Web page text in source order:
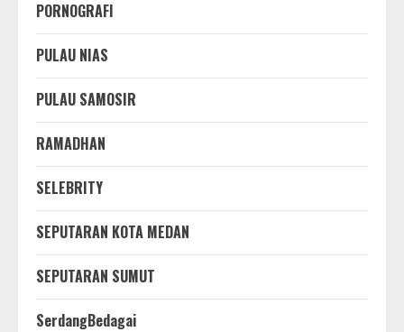
PORNOGRAFI
PULAU NIAS
PULAU SAMOSIR
RAMADHAN
SELEBRITY
SEPUTARAN KOTA MEDAN
SEPUTARAN SUMUT
SerdangBedagai